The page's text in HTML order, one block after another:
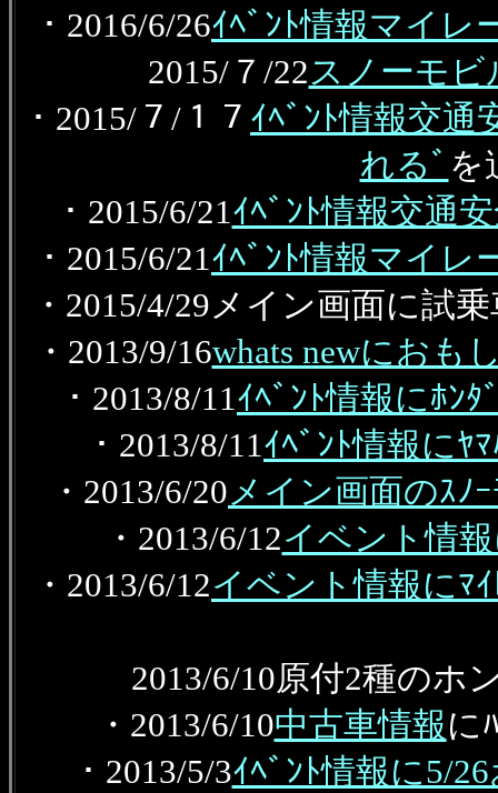
・2016/6/26ｲﾍﾞﾝﾄ情報マイレ
2015/７/22スノーモビ
・2015/７/１７ ｲﾍﾞﾝﾄ情報交通
れるﾞ を
・2015/6/21ｲﾍﾞﾝﾄ情報交通
・2015/6/21ｲﾍﾞﾝﾄ情報マイレ
・2015/4/29メイン画面に試
・2013/9/16whats newにおも
・2013/8/11ｲﾍﾞﾝﾄ情報にﾎﾝ
・2013/8/11ｲﾍﾞﾝﾄ情報にﾔ
・2013/6/20メイン画面のｽﾉ
・2013/6/12イベント情
・2013/6/12イベント情報にﾏｲ
2013/6/10原付2種のホ
・2013/6/10中古車情報に
・2013/5/3ｲﾍﾞﾝﾄ情報に5/